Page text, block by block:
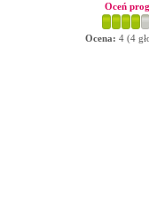
Oceń
Ocena: 4 (4